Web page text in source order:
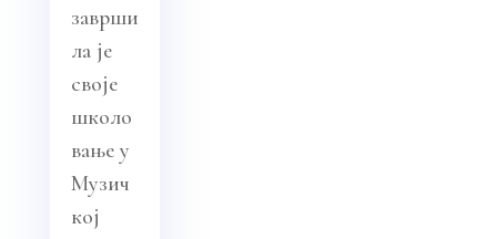
заврши
ла је
своје
школо
вање у
Музич
кој